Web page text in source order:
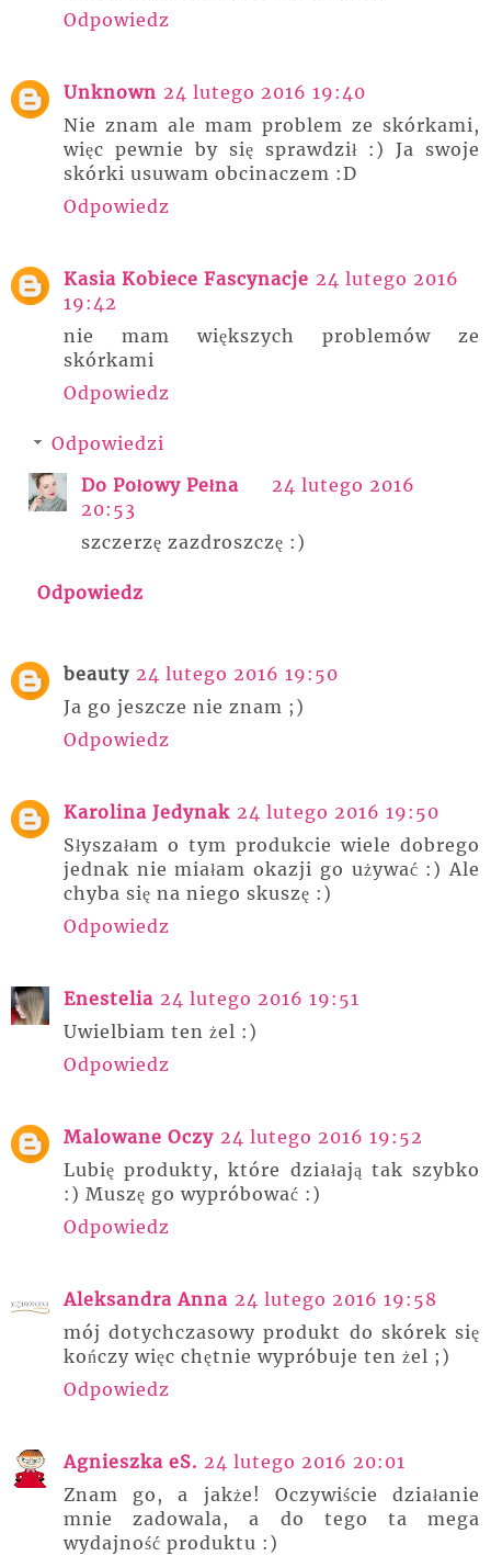
Odpowiedz
Unknown 24 lutego 2016 19:40
Nie znam ale mam problem ze skórkami,
więc pewnie by się sprawdził :) Ja swoje
skórki usuwam obcinaczem :D
Odpowiedz
Kasia Kobiece Fascynacje 24 lutego 2016
19:42
nie mam większych problemów ze
skórkami
Odpowiedz
Odpowiedzi
Do Połowy Pełna
24 lutego 2016
20:53
szczerzę zazdroszczę :)
Odpowiedz
beauty 24 lutego 2016 19:50
Ja go jeszcze nie znam ;)
Odpowiedz
Karolina Jedynak 24 lutego 2016 19:50
Słyszałam o tym produkcie wiele dobrego
jednak nie miałam okazji go używać :) Ale
chyba się na niego skuszę :)
Odpowiedz
Enestelia 24 lutego 2016 19:51
Uwielbiam ten żel :)
Odpowiedz
Malowane Oczy 24 lutego 2016 19:52
Lubię produkty, które działają tak szybko
:) Muszę go wypróbować :)
Odpowiedz
Aleksandra Anna 24 lutego 2016 19:58
mój dotychczasowy produkt do skórek się
kończy więc chętnie wypróbuje ten żel ;)
Odpowiedz
Agnieszka eS. 24 lutego 2016 20:01
Znam go, a jakże! Oczywiście działanie
mnie zadowala, a do tego ta mega
wydajność produktu :)